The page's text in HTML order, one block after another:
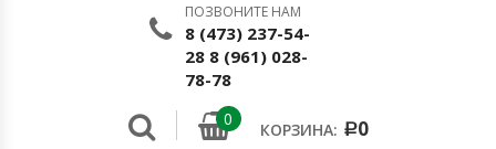
ПОЗВОНИТЕ НАМ
8 (473) 237-54-
28 8 (961) 028-
78-78
0
КОРЗИНА: Р0